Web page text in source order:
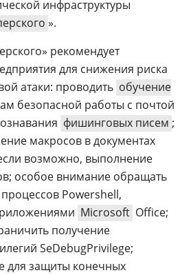
инфраструктуры
».
рекомендует
для снижения риска
атаки: проводить обучение
безопасной работы с почтой
фишинговых писем ;
макросов в документах
возможно, выполнение
особое внимание обращать
Powershell,
Microsoft Office;
получение
SeDebugPrivilege;
для защиты конечных